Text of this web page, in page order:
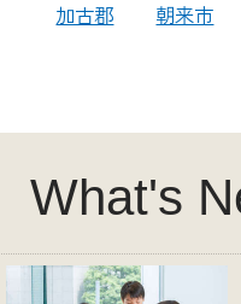
加古郡
朝来市
What's